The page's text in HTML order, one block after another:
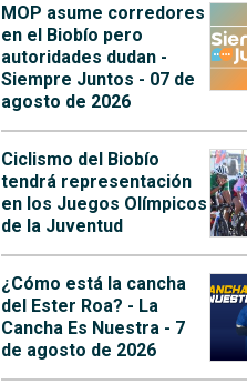
MOP asume corredores
en el Biobío pero
autoridades dudan -
Siempre Juntos - 07 de
agosto de 2026
Ciclismo del Biobío
tendrá representación
en los Juegos Olímpicos
de la Juventud
¿Cómo está la cancha
del Ester Roa? - La
Cancha Es Nuestra - 7
de agosto de 2026